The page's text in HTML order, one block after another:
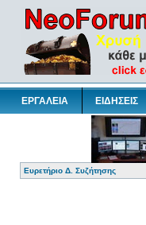
ΕΡΓΑΛΕΙΑ ΕΙΔΗΣΕΙΣ
Ευρετήριο Δ. Συζήτησης